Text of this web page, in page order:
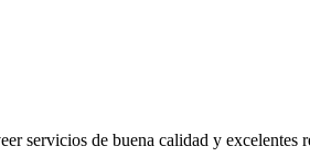
servicios de buena calidad y excelentes